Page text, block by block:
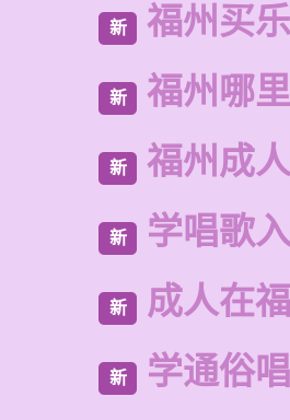
新 福州买
新 福州哪
新 福州成
新 学唱歌
新 成人在
新 学通俗